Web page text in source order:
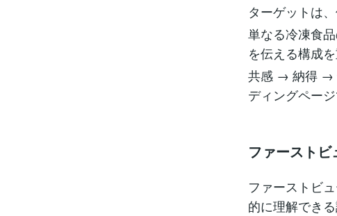
ターゲットは
単なる冷凍食
を伝える構成
共感 → 納得 →
ディングページ
ファースト
ファーストビ
的に理解でき